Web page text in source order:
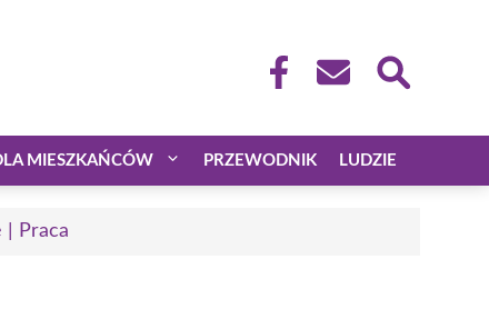
MIESZKAŃCÓW PRZEWODNIK LUDZIE
| Praca